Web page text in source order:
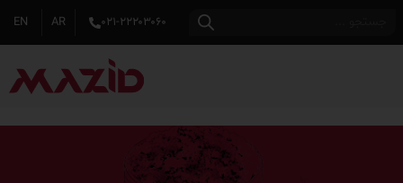
۰۲۱-۲۲۲۰۳۰۶۰ AR
EN